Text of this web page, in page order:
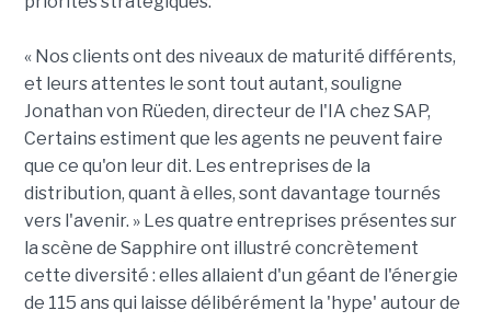
« Nos clients ont des niveaux de maturité différents,
et leurs attentes le sont tout autant, souligne
Jonathan von Rüeden, directeur de l'IA chez SAP,
Certains estiment que les agents ne peuvent faire
que ce qu'on leur dit. Les entreprises de la
distribution, quant à elles, sont davantage tournés
vers l'avenir. » Les quatre entreprises présentes sur
la scène de Sapphire ont illustré concrètement
cette diversité : elles allaient d'un géant de l'énergie
de 115 ans qui laisse délibérément la 'hype' autour de